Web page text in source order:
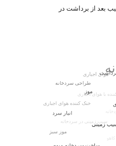
بعد از برداشت در